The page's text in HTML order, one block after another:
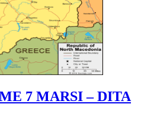
7 MARSI – DITA